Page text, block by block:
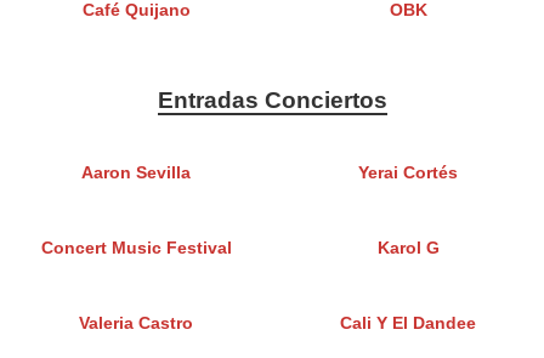
Café Quijano OBK
Entradas Conciertos
Aaron Sevilla Yerai Cortés
Concert Music Festival Karol G
Valeria Castro Cali Y El Dandee